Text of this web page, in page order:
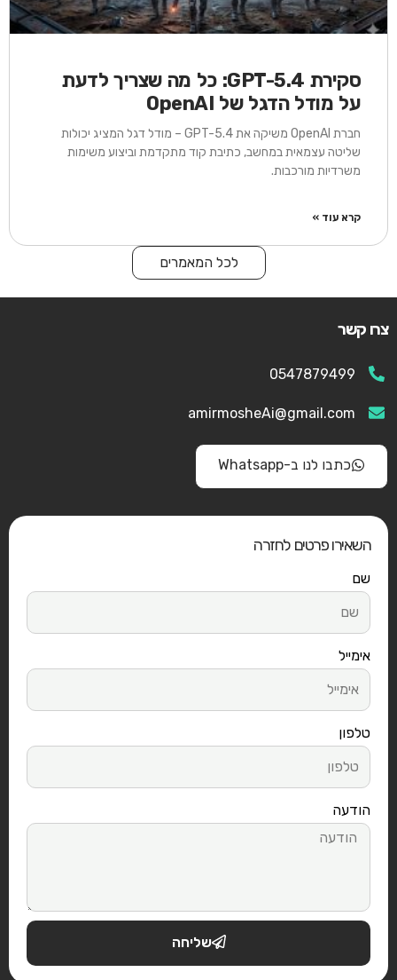
סקירת GPT-5.4: כל מה שצריך לדעת
על מודל הדגל של OpenAI
חברת OpenAI משיקה את GPT-5.4 – מודל דגל המציג יכולות
שליטה עצמאית במחשב, כתיבת קוד מתקדמת וביצוע משימות
משרדיות מורכבות.
קרא עוד »
לכל המאמרים
צרו קשר
0547879499
amirmosheAi@gmail.com
כתבו לנו ב-Whatsapp
השאירו פרטים לחזרה
שם
אימייל
טלפון
הודעה
שליחה